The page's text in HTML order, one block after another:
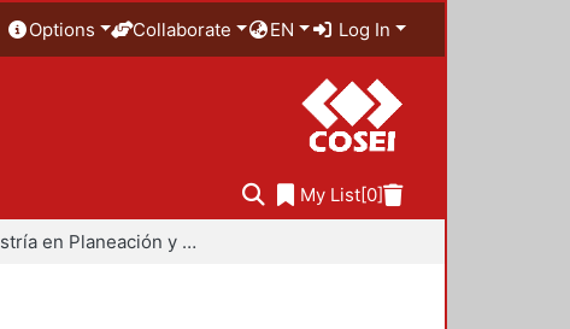
Options Collaborate EN Log In
My List[0]
Maestría en Planeación y Políticas Metropolitanas